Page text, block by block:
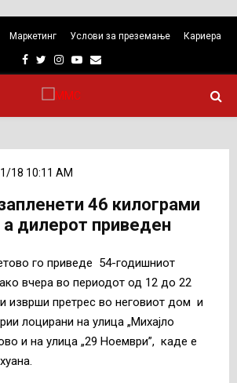
Маркетинг Услови за преземање Кариера
Facebook
TwitterInstagram
Youtube
Email
18 10:11 AM
46 килограми
а дилерот приведен
го приведе 54-годишниот
вчера во периодот од 12 до 22
изврши претрес во неговиот дом и
лоцирани на улица „Михајло
и на улица „29 Ноември”, каде е